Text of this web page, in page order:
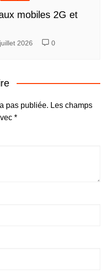
mobiles 2G et
2026 0
pas publiée. Les champs
*